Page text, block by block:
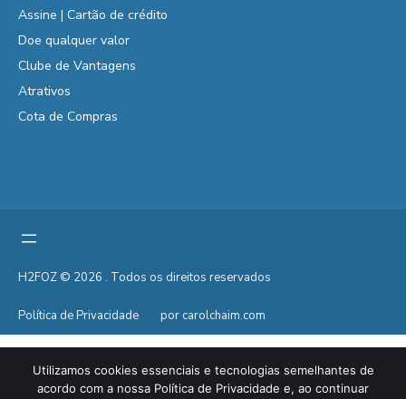
Assine | Cartão de crédito
Doe qualquer valor
Clube de Vantagens
Atrativos
Cota de Compras
H2FOZ © 2026 . Todos os direitos reservados
Política de Privacidade por carolchaim.com
Utilizamos cookies essenciais e tecnologias semelhantes de
acordo com a nossa Política de Privacidade e, ao continuar